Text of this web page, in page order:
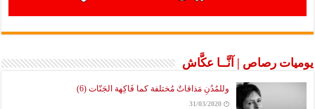
يوميات رصاص | آنَّــا عكَّاش
وللمُدُنِ مَذاقاتٌ مُختلفة كما فَاكِهة الجَنّات (6)
31/03/2020